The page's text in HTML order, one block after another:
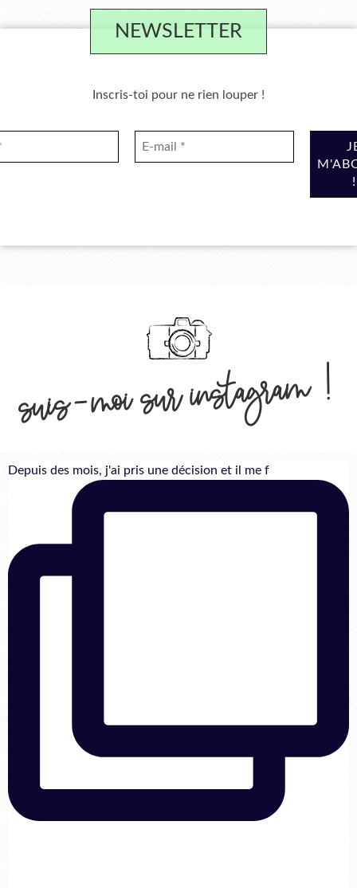
NEWSLETTER
Inscris-toi pour ne rien louper !
suis-moi sur instagram !
Depuis des mois, j'ai pris une décision et il me f